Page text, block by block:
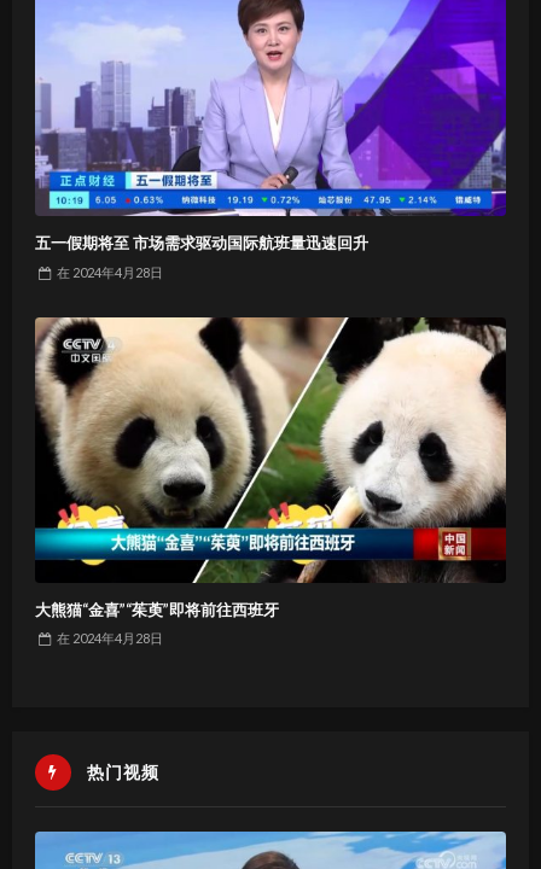
五一假期将至 市场需求驱动国际航班量迅速回升
在 2024年4月28日
大熊猫“金喜”“茱萸”即将前往西班牙
在 2024年4月28日
热门视频